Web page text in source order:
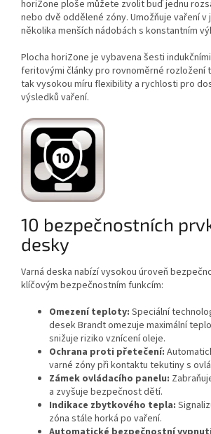
horiZone ploše můžete zvolit buď jednu
nebo dvě oddělené zóny. Umožňuje vaření v
několika menších nádobách s konstantním
Plocha horiZone je vybavena šesti
feritovými články pro rovnoměrné rozložení
tak vysokou míru flexibility a rychlosti pro
výsledků vaření.
10 bezpečnostních
desky
Varná deska nabízí vysokou úroveň
klíčovým bezpečnostním funkcím:
Omezení teploty: Speciální
desek Brandt omezuje maximální
snižuje riziko vznícení oleje.
Ochrana proti přetečení:
varné zóny při kontaktu tekutiny s
Zámek ovládacího panelu:
a zvyšuje bezpečnost dětí.
Indikace zbytkového tepla:
zóna stále horká po vaření.